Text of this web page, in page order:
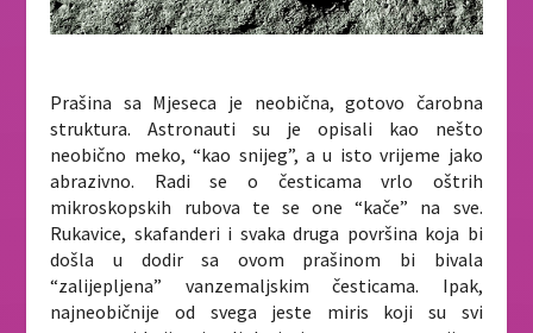
Prašina sa Mjeseca je neobična, gotovo čarobna
struktura. Astronauti su je opisali kao nešto
neobično meko, “kao snijeg”, a u isto vrijeme jako
abrazivno. Radi se o česticama vrlo oštrih
mikroskopskih rubova te se one “kače” na sve.
Rukavice, skafanderi i svaka druga površina koja bi
došla u dodir sa ovom prašinom bi bivala
“zalijepljena” vanzemaljskim česticama. Ipak,
najneobičnije od svega jeste miris koji su svi